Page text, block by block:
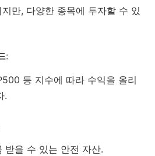
만, 다양한 종목에 투자할 수 있
:
등 지수에 따라 수익을 올리
.
받을 수 있는 안전 자산.